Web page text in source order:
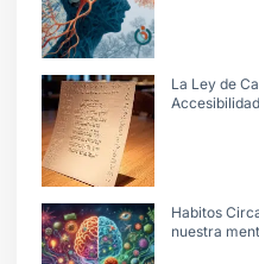
La Ley de
Habitos
nuestra